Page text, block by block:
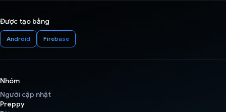
Được tạo bằng
Android Firebase
Nhóm
Người cập nhật
Preppy